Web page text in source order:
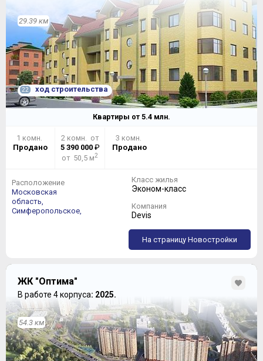
29.39 км
22 ход строительства
Квартиры от 5.4 млн.
1 комн.
Продано
2 комн. от
5 390 000₽
от 50,5 м2
3 комн.
Продано
Расположение
Московская
область,
Симферопольское,
Класс жилья
Эконом-класс
Компания
Devis
На страницу Новостройки
ЖК "Оптима"
В работе 4 корпуса: 2025.
54.3 км